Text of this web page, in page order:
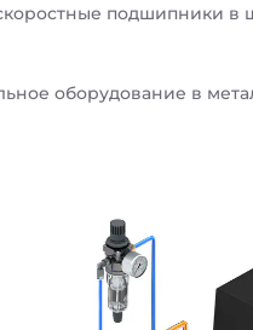
подшипники в
оборудование в